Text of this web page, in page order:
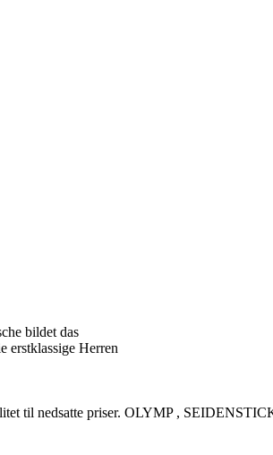
bildet das
erstklassige Herren
til nedsatte priser. OLYMP ,